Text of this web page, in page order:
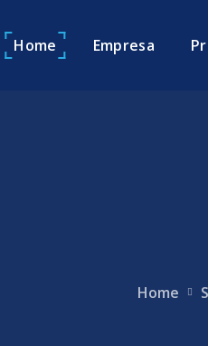
Home Empresa
Home